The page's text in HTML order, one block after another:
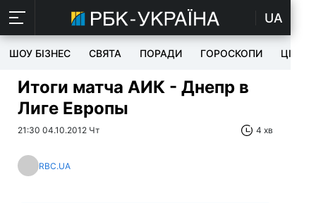
UA
ШОУ БІЗНЕС СВЯТА ПОРАДИ ГОРОСКОПИ ЦІКАВЕ
Итоги матча АИК - Днепр в
Лиге Европы
21:30 04.10.2012 Чт 4 хв
RBC.UA